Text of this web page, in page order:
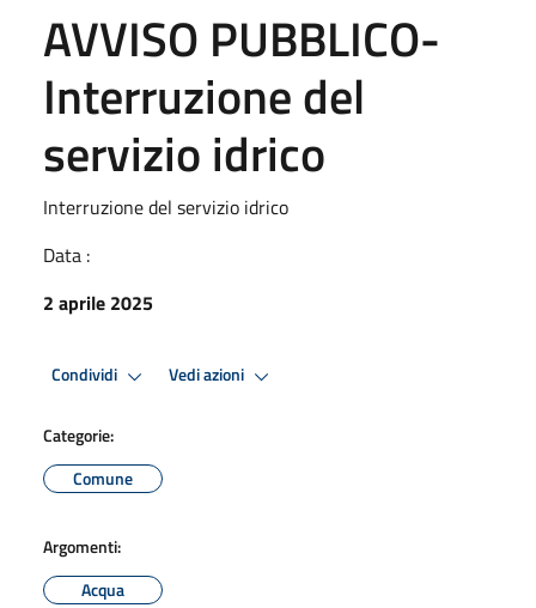
AVVISO PUBBLICO-
Interruzione del
servizio idrico
Interruzione del servizio idrico
Data :
2 aprile 2025
Condividi Vedi azioni
Categorie:
Comune
Argomenti:
Acqua